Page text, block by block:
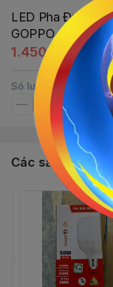
LED Pha Đường
GOPPO
1.450.020đ
Số lượng
Các sản phẩm,